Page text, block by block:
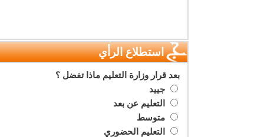
استطلاع الرأي
بعد قرار وزارة التعليم ماذا تفضل ؟
جييد
التعليم عن بعد
متوسط
التعليم الحضوري